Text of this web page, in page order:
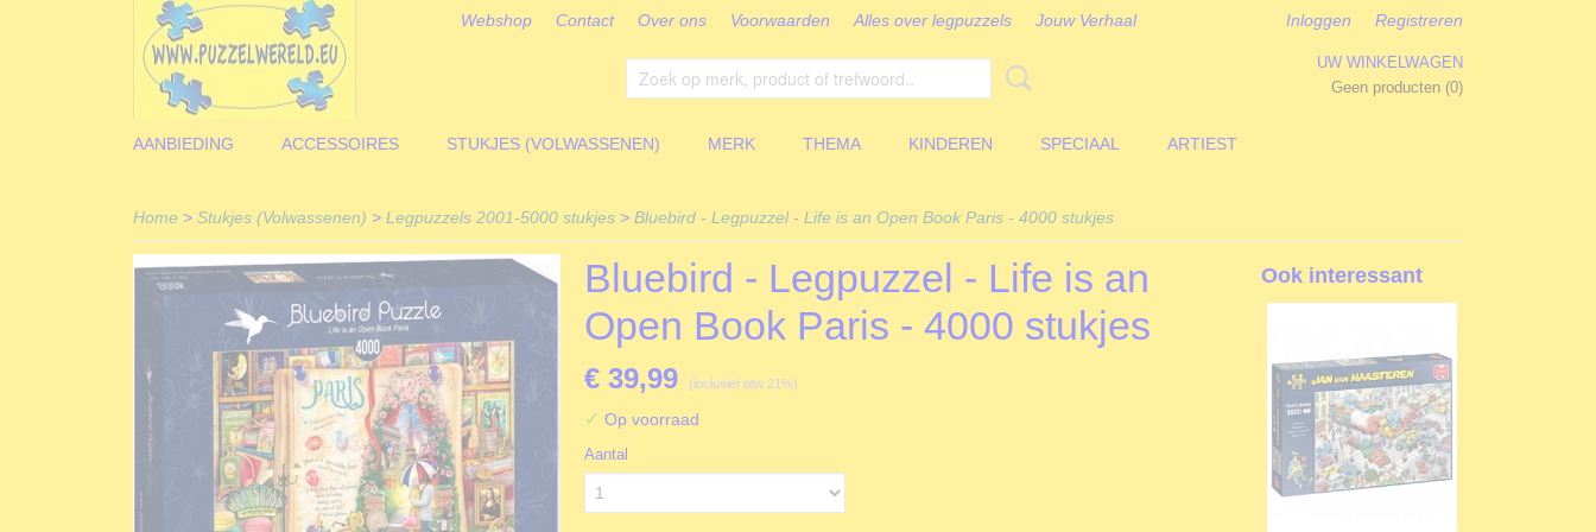
Webshop Contact Over ons Voorwaarden Alles over legpuzzels Jouw Verhaal Inloggen Registreren
UW WINKELWAGEN
Geen producten (0)
AANBIEDING ACCESSOIRES STUKJES (VOLWASSENEN) MERK THEMA KINDEREN SPECIAAL ARTIEST
Home > Stukjes (Volwassenen) > Legpuzzels 2001-5000 stukjes > Bluebird - Legpuzzel - Life is an Open Book Paris - 4000 stukjes
Bluebird - Legpuzzel - Life is an
Open Book Paris - 4000 stukjes
€ 39,99 (inclusief btw 21%)
✓ Op voorraad
Aantal
Ook interessant